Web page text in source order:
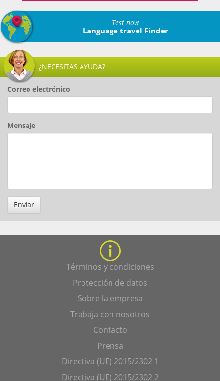
Test now
Language travel Finder
¿NECESITAS AYUDA?
Correo electrónico
Mensaje
Enviar
Términos y condiciones
Protección de datos
Sobre la empresa
Trabaja con nosotros
Contacto
Prensa
Directiva (UE) 2015/2302 1
Directiva (UE) 2015/2302 2